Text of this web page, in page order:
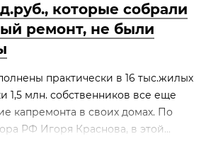
которые собрали
ремонт, не были
практически в 16 тыс.жилых
1,5 млн. собственников все еще
капремонта в своих домах. По
РФ Игоря Краснова, в этой...